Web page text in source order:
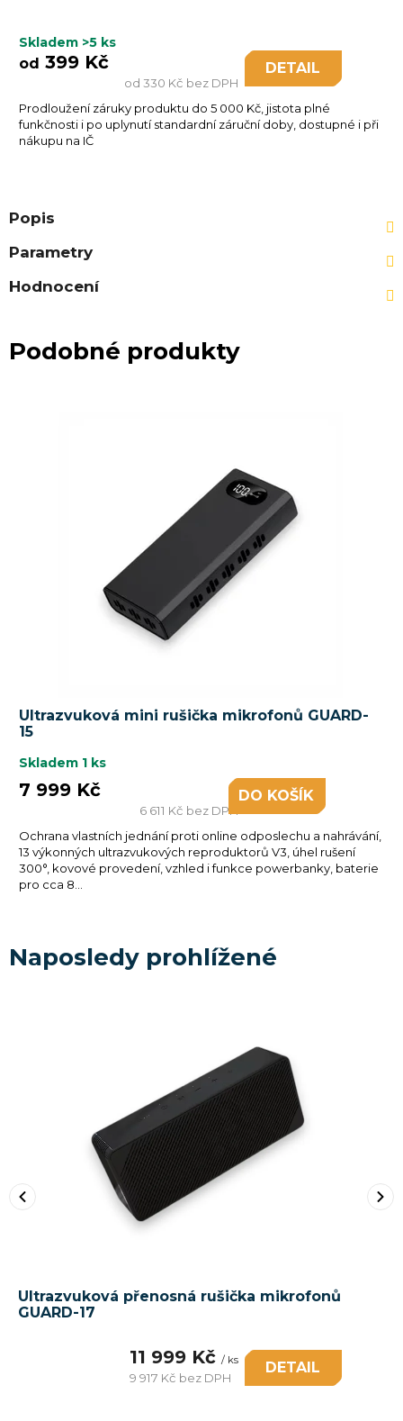
Skladem >5 ks
od 330 Kč bez DPH
od 399 Kč DETAIL
Prodloužení záruky produktu do 5 000 Kč, jistota plné
funkčnosti i po uplynutí standardní záruční doby, dostupné i při
nákupu na IČ
Popis
Parametry
Hodnocení
Podobné produkty
Ultrazvuková mini rušička mikrofonů GUARD-
15
Skladem 1 ks
6 611 Kč bez DPH
7 999 Kč DO KOŠÍKU
Ochrana vlastních jednání proti online odposlechu a nahrávání,
13 výkonných ultrazvukových reproduktorů V3, úhel rušení
300°, kovové provedení, vzhled i funkce powerbanky, baterie
pro cca 8...
Naposledy prohlížené
Ultrazvuková přenosná rušička mikrofonů
GUARD-17
11 999 Kč / ks
9 917 Kč bez DPH
DETAIL